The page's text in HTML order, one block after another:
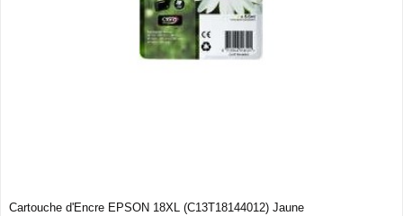
Cartouche d'Encre EPSON 18XL (C13T18144012) Jaune